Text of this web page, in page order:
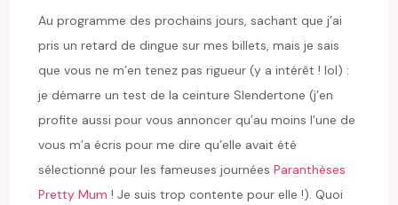
Au programme des prochains jours, sachant que j’ai
pris un retard de dingue sur mes billets, mais je sais
que vous ne m’en tenez pas rigueur (y a intérêt ! lol) :
je démarre un test de la ceinture Slendertone (j’en
profite aussi pour vous annoncer qu’au moins l’une de
vous m’a écris pour me dire qu’elle avait été
sélectionné pour les fameuses journéesParanthèses
Pretty Mum ! Je suis trop contente pour elle !). Quoi